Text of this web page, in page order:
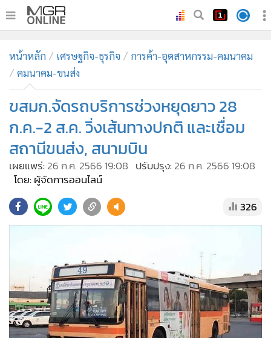
ทันเหตุการณ์
ภาคใต้
• ภูมิภาค
•
Online Section
บันเทิง
• ผู้จัดการรายวัน
คอลัมนิสต์
• ละคร
• CbizReview
Good health & Well-being
• Green Innovation & SD
• Management & HR
• MGR Live
หน้าหลัก เศรษฐกิจ-ธุรกิจ
การค้า-อุตสาหกรรม-คมนาคม
คมนาคม-ขนส่ง
ขสมก.จัดรถบริการช่วงหยุดยาว 28
ก.ค.-2 ส.ค. วิ่งเส้นทางปกติ และเชื่อม
สถานีขนส่ง, สนามบิน
เผยแพร่: 26 ก.ค. 2566 19:08 ปรับปรุง: 26 ก.ค. 2566 19:08
โดย: ผู้จัดการออนไลน์
326